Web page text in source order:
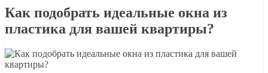
Как подобрать идеальные окна из
пластика для вашей квартиры?